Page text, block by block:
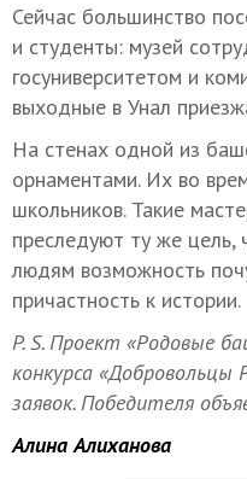
Сейчас большинство
и студенты: музей
госуниверситетом и
выходные в Унал
На стенах одной из
орнаментами. Их во
школьников. Такие
преследуют ту же цель,
людям возможность
причастность к истории.
P. S.Проект «Родовые
конкурса «Добровольцы
заявок. Победителя
Алина Алиханова